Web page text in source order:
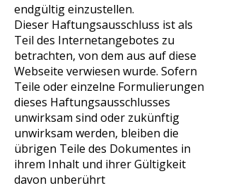
endgültig einzustellen.
Dieser Haftungsausschluss ist als
Teil des Internetangebotes zu
betrachten, von dem aus auf diese
Webseite verwiesen wurde. Sofern
Teile oder einzelne Formulierungen
dieses Haftungsausschlusses
unwirksam sind oder zukünftig
unwirksam werden, bleiben die
übrigen Teile des Dokumentes in
ihrem Inhalt und ihrer Gültigkeit
davon unberührt